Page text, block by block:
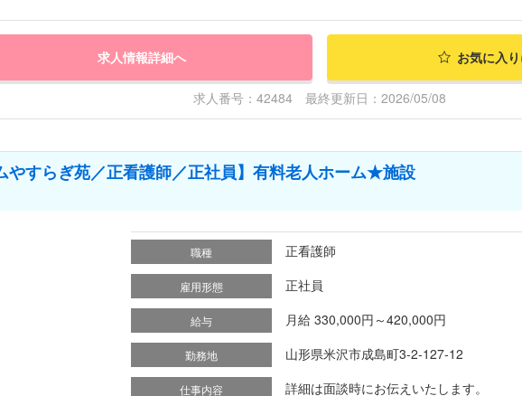
求人情報詳細へ お気に入
求人番号：42484 最終更新日：2026/05/08
やすらぎ苑／正看護師／正社員】有料老人ホーム★施設
職種 正看護師
雇用形態 正社員
給与 月給 330,000円～420,000円
勤務地 山形県米沢市成島町3-2-127-12
仕事内容 詳細は面談時にお伝えいたします。